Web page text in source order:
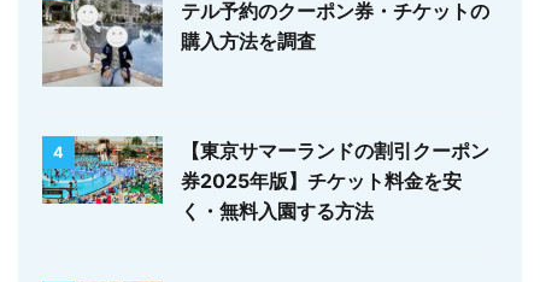
テル予約のクーポン券・チケットの
購入方法を調査
4
【東京サマーランドの割引クーポン
券2025年版】チケット料金を安
く・無料入園する方法